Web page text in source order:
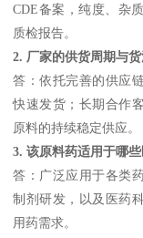
CDE备案，纯度、杂
质检报告。
2. 厂家的供货周期与
答：依托完善的供应
快速发货；长期合作
原料的持续稳定供应。
3. 该原料药适用于哪
答：广泛应用于各类
制剂研发，以及医药
用药需求。